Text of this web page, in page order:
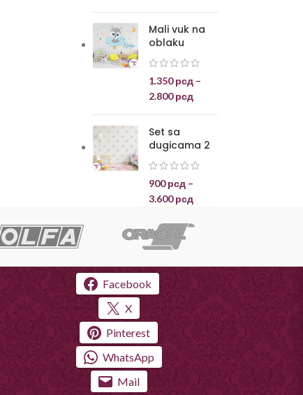
Mali vuk na
oblaku
1.350рсд –
2.800рсд
Set sa
dugicama 2
900рсд –
3.600рсд
Facebook
X
Pinterest
WhatsApp
Mail